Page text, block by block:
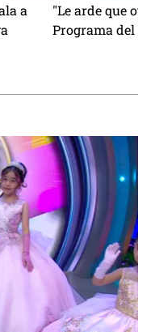
a
"Le arde que
Programa del 6